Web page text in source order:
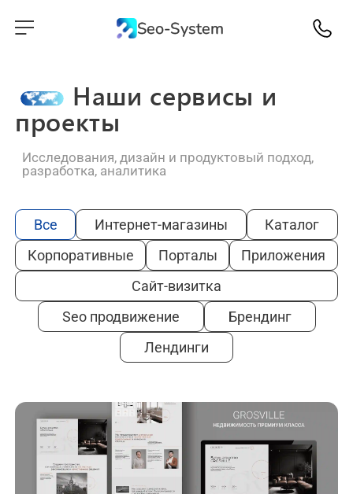
Seo-System
Наши сервисы и
проекты
Исследования, дизайн и продуктовый подход,
разработка, аналитика
Все Интернет-магазины
Каталог
Корпоративные
Порталы
Приложения
Сайт-визитка
Seo продвижение
Брендинг
Лендинги